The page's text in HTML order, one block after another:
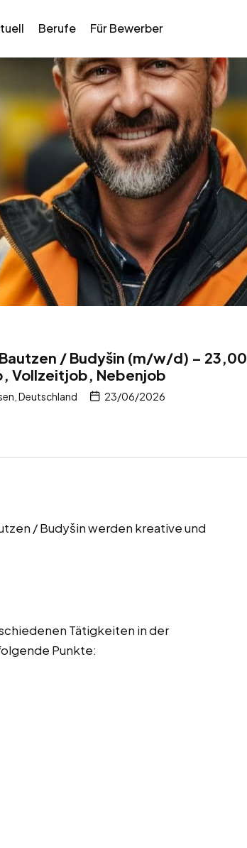
Berufe Für Bewerber
/ Budyšin (m/w/d) – 23,00
Vollzeitjob, Nebenjob
Deutschland 23/06/2026
/ Budyšin werden kreative und
Tätigkeiten in der
Punkte: